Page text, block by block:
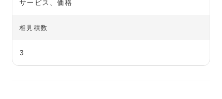
サービス、価格
相見積数
3